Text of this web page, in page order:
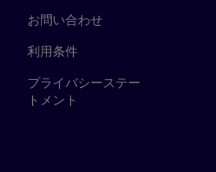
お問い合わせ
利用条件
プライバシーステー
トメント